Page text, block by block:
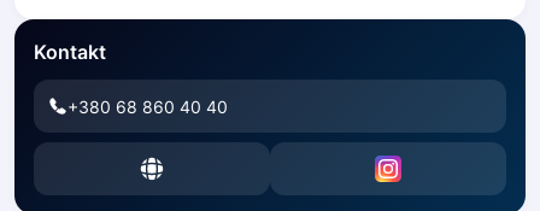
Bielsko-Biala
Bolesławiec
Bydgoszcz
Chojnice
Czestochowa
Dabrowa Gornicza
Elblag
Kontakt
+380 68 860 40 40